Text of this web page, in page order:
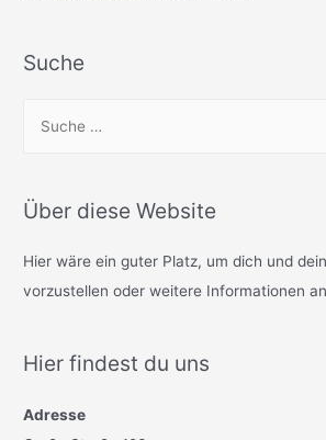
Suche
h
n
n
:
Über diese Website
Hier wäre ein guter Platz, um dich und
vorzustellen oder weitere Informationen
Hier findest du uns
Adresse